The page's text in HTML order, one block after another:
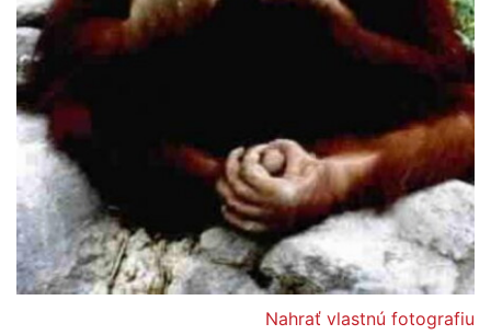
Nahrať vlastnú fotografiu